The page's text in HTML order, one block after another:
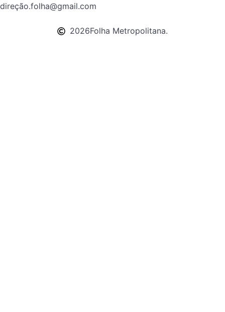
direção.folha@gmail.com
2026Folha Metropolitana.